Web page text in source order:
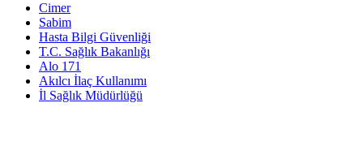
Cimer
Sabim
Hasta Bilgi Güvenliği
T.C. Sağlık Bakanlığı
Alo 171
Akılcı İlaç Kullanımı
İl Sağlık Müdürlüğü